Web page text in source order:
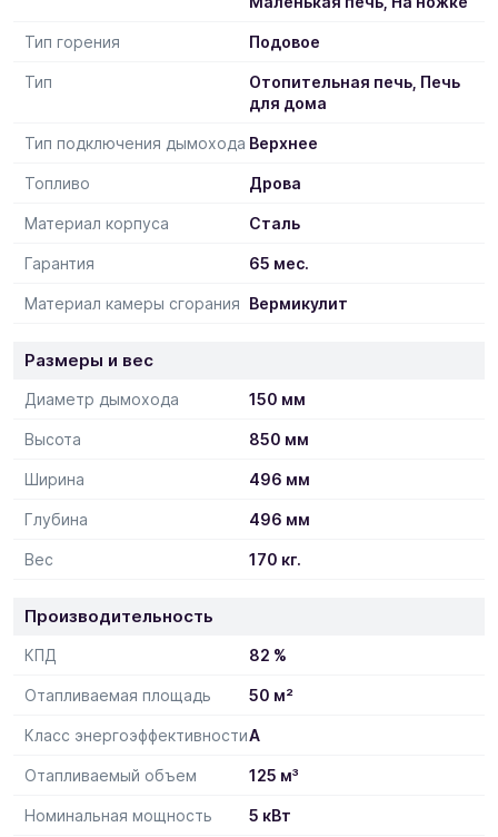
Тип горения Подовое
Тип
Отопительная печь, Печь
для дома
Тип подключения дымохода Верхнее
Топливо Дрова
Материал корпуса Сталь
Гарантия 65 мес.
Материал камеры сгорания Вермикулит
Размеры и вес
Диаметр дымохода 150 мм
Высота 850 мм
Ширина 496 мм
Глубина 496 мм
Вес 170 кг.
Производительность
КПД 82 %
Отапливаемая площадь 50 м²
Класс энергоэффективностиА
Отапливаемый объем 125 м³
Номинальная мощность 5 кВт